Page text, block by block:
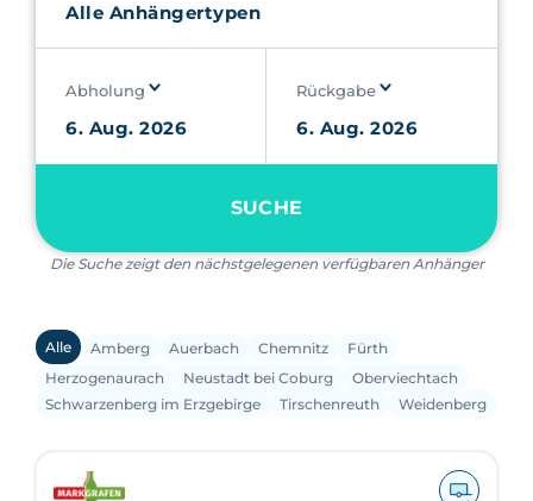
Abholung Rückgabe
SUCHE
Die Suche zeigt den nächstgelegenen verfügbaren Anhänger
Alle Amberg Auerbach Chemnitz
Fürth
Herzogenaurach
Neustadt bei Coburg
Oberviechtach
Schwarzenberg im Erzgebirge
Tirschenreuth Weidenberg